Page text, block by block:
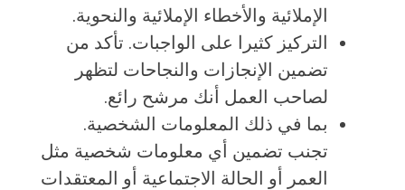
الإملائية والأخطاء الإملائية والنحوية.
التركيز كثيرا على الواجبات. تأكد من
تضمين الإنجازات والنجاحات لتظهر
لصاحب العمل أنك مرشح رائع.
بما في ذلك المعلومات الشخصية.
تجنب تضمين أي معلومات شخصية مثل
العمر أو الحالة الاجتماعية أو المعتقدات